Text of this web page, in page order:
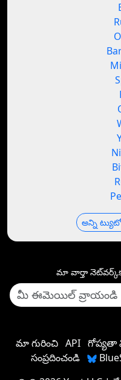
అన్ని
మా వార్తా
మా గురించి API గోప్యతా
సంప్రదించండి